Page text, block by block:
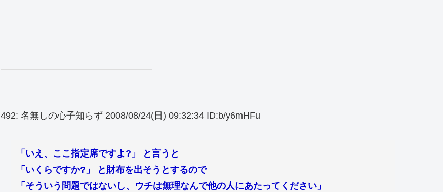
492: 名無しの心子知らず 2008/08/24(日) 09:32:34 ID:b/y6mHFu
「いえ、ここ指定席ですよ?」 と言うと
「いくらですか?」 と財布を出そうとするので
「そういう問題ではないし、ウチは無理なんで他の人にあたってください」